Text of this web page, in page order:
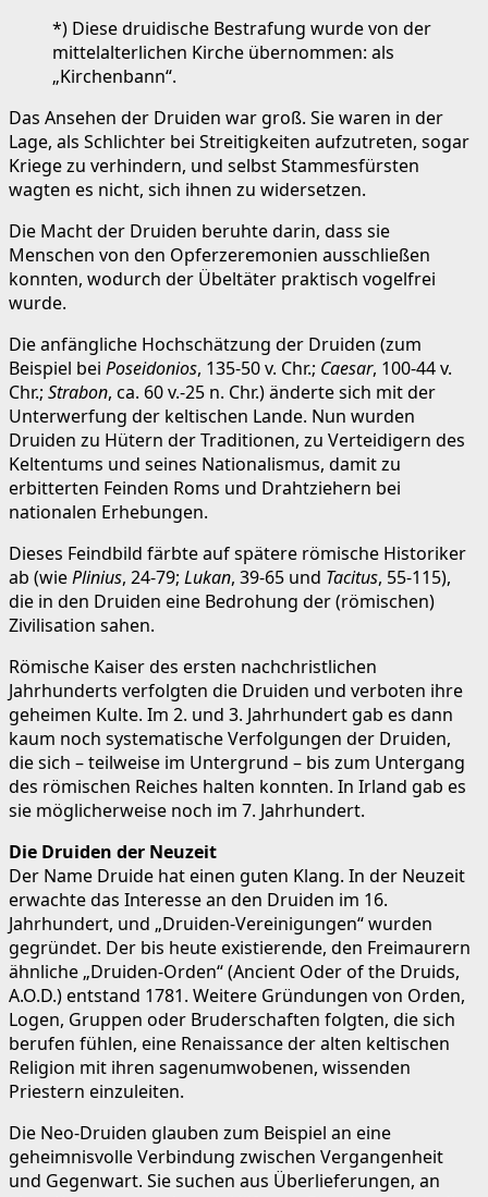
*) Diese druidische Bestrafung wurde von der
mittelalterlichen Kirche übernommen: als
„Kirchenbann“.
Das Ansehen der Druiden war groß. Sie waren in der
Lage, als Schlichter bei Streitigkeiten aufzutreten, sogar
Kriege zu verhindern, und selbst Stammesfürsten
wagten es nicht, sich ihnen zu widersetzen.
Die Macht der Druiden beruhte darin, dass sie
Menschen von den Opferzeremonien ausschließen
konnten, wodurch der Übeltäter praktisch vogelfrei
wurde.
Die anfängliche Hochschätzung der Druiden (zum
Beispiel bei Poseidonios, 135-50 v. Chr.; Caesar, 100-44 v.
Chr.; Strabon, ca. 60 v.-25 n. Chr.) änderte sich mit der
Unterwerfung der keltischen Lande. Nun wurden
Druiden zu Hütern der Traditionen, zu Verteidigern des
Keltentums und seines Nationalismus, damit zu
erbitterten Feinden Roms und Drahtziehern bei
nationalen Erhebungen.
Dieses Feindbild färbte auf spätere römische Historiker
ab (wiePlinius, 24-79; Lukan, 39-65 und Tacitus, 55-115),
die in den Druiden eine Bedrohung der (römischen)
Zivilisation sahen.
Römische Kaiser des ersten nachchristlichen
Jahrhunderts verfolgten die Druiden und verboten ihre
geheimen Kulte. Im 2. und 3. Jahrhundert gab es dann
kaum noch systematische Verfolgungen der Druiden,
die sich – teilweise im Untergrund – bis zum Untergang
des römischen Reiches halten konnten. In Irland gab es
sie möglicherweise noch im 7. Jahrhundert.
Die Druiden der Neuzeit
Der Name Druide hat einen guten Klang. In der Neuzeit
erwachte das Interesse an den Druiden im 16.
Jahrhundert, und „Druiden-Vereinigungen“ wurden
gegründet. Der bis heute existierende, den Freimaurern
ähnliche „Druiden-Orden“ (Ancient Oder of the Druids,
A.O.D.) entstand 1781. Weitere Gründungen von Orden,
Logen, Gruppen oder Bruderschaften folgten, die sich
berufen fühlen, eine Renaissance der alten keltischen
Religion mit ihren sagenumwobenen, wissenden
Priestern einzuleiten.
Die Neo-Druiden glauben zum Beispiel an eine
geheimnisvolle Verbindung zwischen Vergangenheit
und Gegenwart. Sie suchen aus Überlieferungen, an